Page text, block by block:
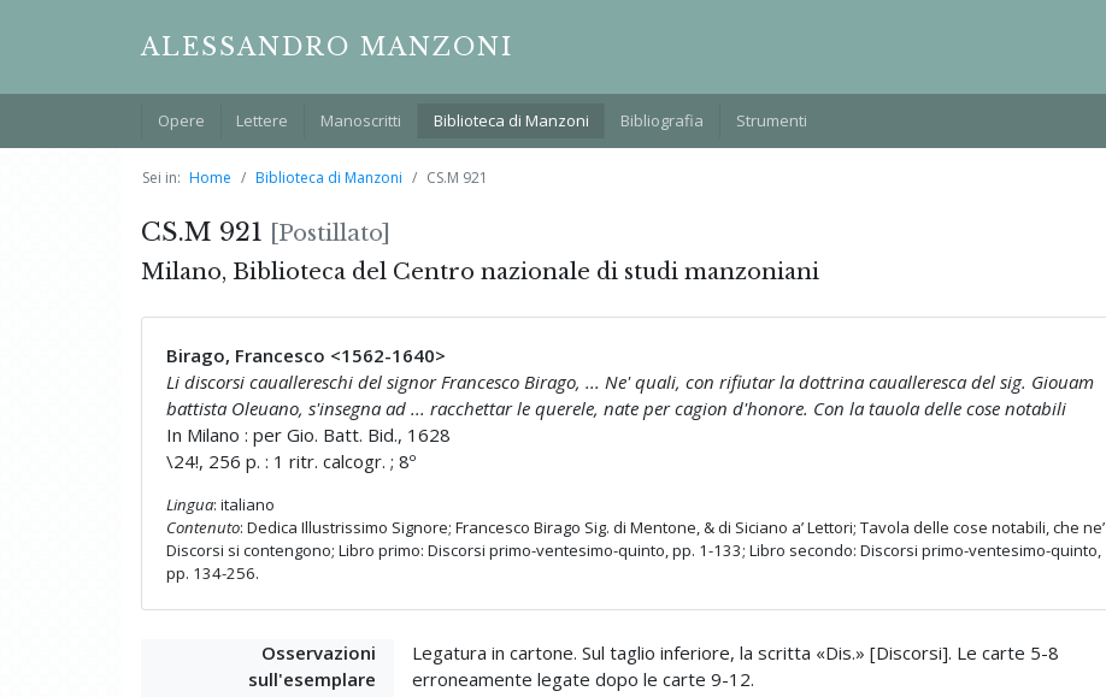
ALESSANDRO MANZONI
Opere Lettere Manoscritti Biblioteca di Manzoni Bibliografia Strumenti
Sei in: Home Biblioteca di Manzoni CS.M 921
CS.M 921 [Postillato]
Milano, Biblioteca del Centro nazionale di studi manzoniani
Birago, Francesco <1562-1640>
Li discorsi cauallereschi del signor Francesco Birago, ... Ne' quali, con rifiutar la dottrina caualleresca del sig. Giouam
battista Oleuano, s'insegna ad ... racchettar le querele, nate per cagion d'honore. Con la tauola delle cose notabili
In Milano : per Gio. Batt. Bid., 1628
\24!, 256 p. : 1 ritr. calcogr. ; 8º
Lingua: italiano
Contenuto: Dedica Illustrissimo Signore; Francesco Birago Sig. di Mentone, & di Siciano a’ Lettori; Tavola delle cose notabili, che ne’
Discorsi si contengono; Libro primo: Discorsi primo-ventesimo-quinto, pp. 1-133; Libro secondo: Discorsi primo-ventesimo-quinto,
pp. 134-256.
Osservazioni
sull'esemplare
Legatura in cartone. Sul taglio inferiore, la scritta «Dis.» [Discorsi]. Le carte 5-8
erroneamente legate dopo le carte 9-12.